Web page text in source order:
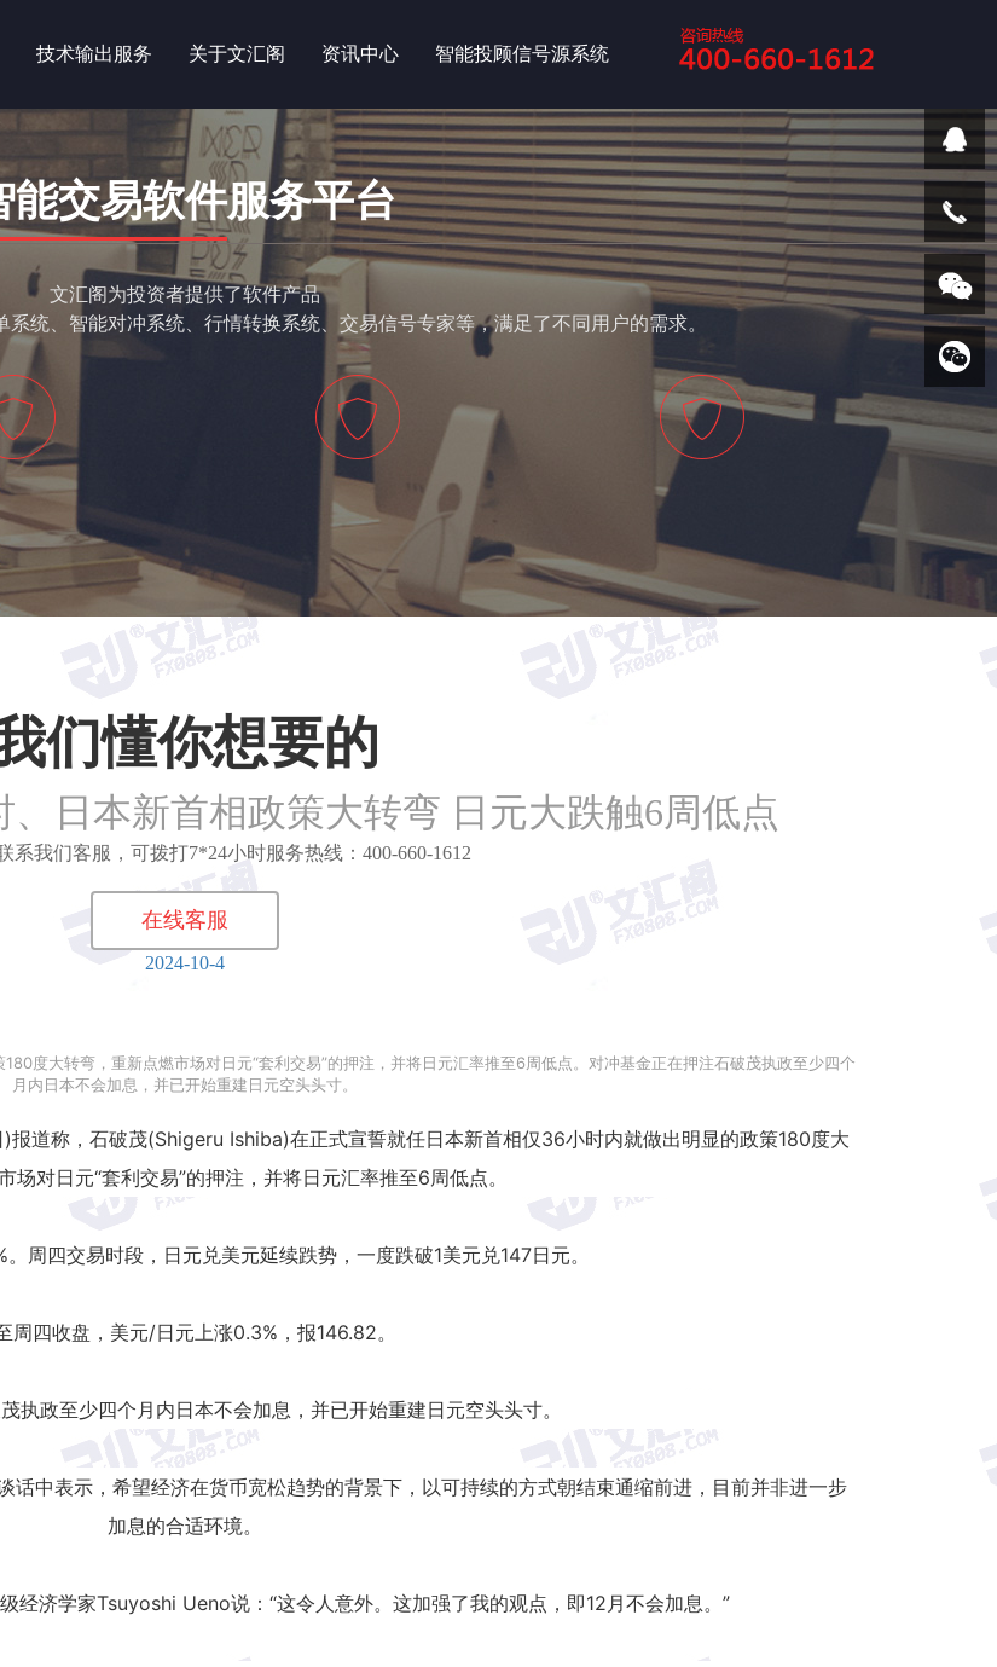
技术输出服务 关于文汇阁 资讯中心 智能投顾信号源系统
能交易软件服务平台
文汇阁为投资者提供了软件产品
统、智能对冲系统、行情转换系统、交易信号专家等，满足了不同用户的需求。
们懂你想要的
日本新首相政策大转弯 日元大跌触6周低点
系我们客服，可拨打7*24小时服务热线：400-660-1612
在线客服
2024-10-4
度大转弯，重新点燃市场对日元“套利交易”的押注，并将日元汇率推至6周低点。对冲基金正在押注石破茂执政至少四个
月内日本不会加息，并已开始重建日元空头头寸。
道称，石破茂(Shigeru Ishiba)在正式宣誓就任日本新首相仅36小时内就做出明显的政策180度大
场对日元“套利交易”的押注，并将日元汇率推至6周低点。
周四交易时段，日元兑美元延续跌势，一度跌破1美元兑147日元。
周四收盘，美元/日元上涨0.3%，报146.82。
执政至少四个月内日本不会加息，并已开始重建日元空头头寸。
中表示，希望经济在货币宽松趋势的背景下，以可持续的方式朝结束通缩前进，目前并非进一步
加息的合适环境。
济学家Tsuyoshi Ueno说：“这令人意外。这加强了我的观点，即12月不会加息。”